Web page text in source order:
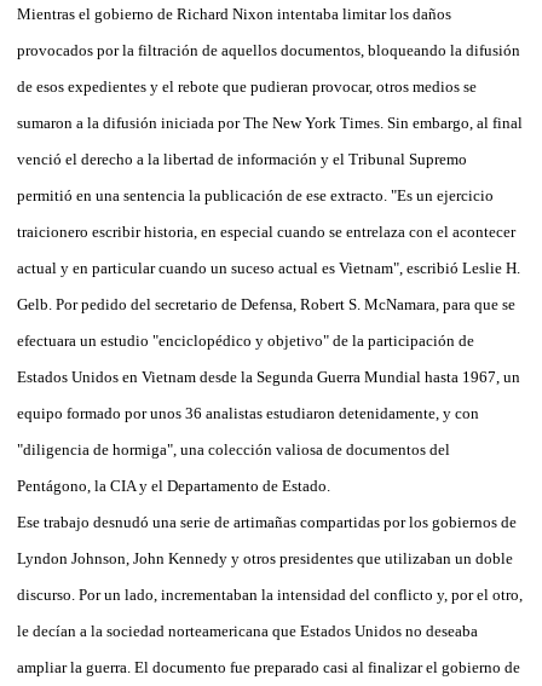
Mientras el gobierno de Richard Nixon intentaba limitar los daños
provocados por la filtración de aquellos documentos, bloqueando la difusión
de esos expedientes y el rebote que pudieran provocar, otros medios se
sumaron a la difusión iniciada por The New York Times. Sin embargo, al final
venció el derecho a la libertad de información y el Tribunal Supremo
permitió en una sentencia la publicación de ese extracto. "Es un ejercicio
traicionero escribir historia, en especial cuando se entrelaza con el acontecer
actual y en particular cuando un suceso actual es Vietnam", escribió Leslie H.
Gelb. Por pedido del secretario de Defensa, Robert S. McNamara, para que se
efectuara un estudio "enciclopédico y objetivo" de la participación de
Estados Unidos en Vietnam desde la Segunda Guerra Mundial hasta 1967, un
equipo formado por unos 36 analistas estudiaron detenidamente, y con
"diligencia de hormiga", una colección valiosa de documentos del
Pentágono, la CIA y el Departamento de Estado.
Ese trabajo desnudó una serie de artimañas compartidas por los gobiernos de
Lyndon Johnson, John Kennedy y otros presidentes que utilizaban un doble
discurso. Por un lado, incrementaban la intensidad del conflicto y, por el otro,
le decían a la sociedad norteamericana que Estados Unidos no deseaba
ampliar la guerra. El documento fue preparado casi al finalizar el gobierno de